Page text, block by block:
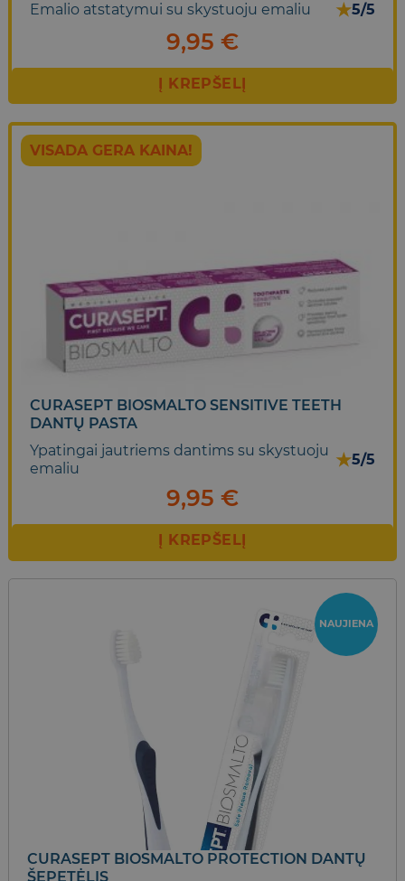
Emalio atstatymui su skystuoju emaliu
★5/5
9,95 €
Į KREPŠELĮ
VISADA GERA KAINA!
CURASEPT BIOSMALTO SENSITIVE TEETH
DANTŲ PASTA
Ypatingai jautriems dantims su skystuoju
emaliu
★5/5
9,95 €
Į KREPŠELĮ
NAUJIENA
CURASEPT BIOSMALTO PROTECTION DANTŲ
ŠEPETĖLIS